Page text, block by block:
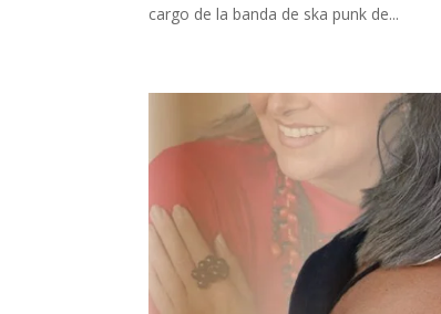
cargo de la banda de ska punk de...